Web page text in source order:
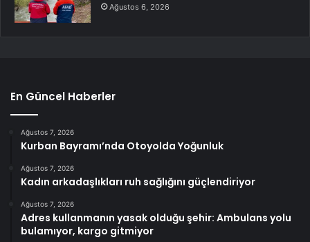
Ağustos 6, 2026
En Güncel Haberler
Ağustos 7, 2026
Kurban Bayramı’nda Otoyolda Yoğunluk
Ağustos 7, 2026
Kadın arkadaşlıkları ruh sağlığını güçlendiriyor
Ağustos 7, 2026
Adres kullanmanın yasak olduğu şehir: Ambulans yolu
bulamıyor, kargo gitmiyor